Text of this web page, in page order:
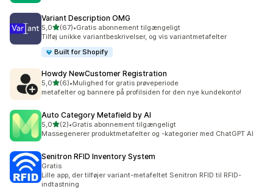
Variant Description OMG
5,0ud af 5 stjerner
(67)
67 anmeldelser i alt
•Gratis abonnement tilgængeligt
Tilføj unikke variantbeskrivelser, og vis variantmetafelter
Built for Shopify
Howdy NewCustomer Registration
5,0ud af 5 stjerner
(6)
6 anmeldelser i alt
•Mulighed for gratis prøveperiode
metafelter og bannere på profilsiden for den nye kundekonto!
Auto Category Metafield by AI
5,0ud af 5 stjerner
(2)
2 anmeldelser i alt
•Gratis abonnement tilgængeligt
Massegenerer produktmetafelter og -kategorier med ChatGPT AI
Senitron RFID Inventory System
Gratis
Lille app, der tilføjer variant-metafeltet Senitron RFID til RFID-
indtastning